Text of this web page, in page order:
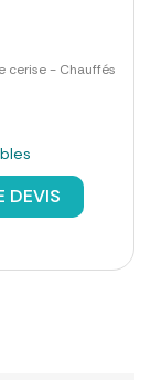
cerise - Chauffés
DEVIS